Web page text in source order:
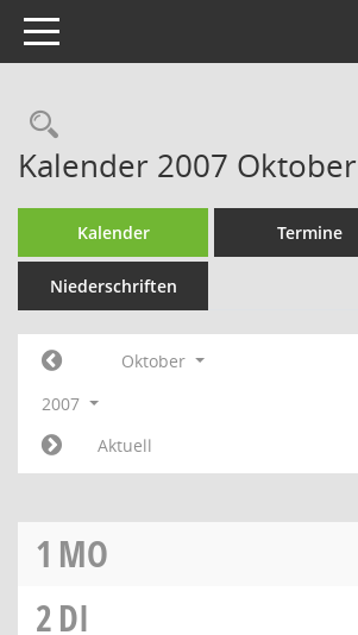
Toggle navigation
Rechercheauswahl
Kalender 2007 Oktober
Kalender Termine
Niederschriften
Oktober
2007
Aktuell
1 MO
2DI